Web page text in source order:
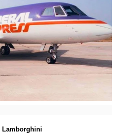
Lamborghini